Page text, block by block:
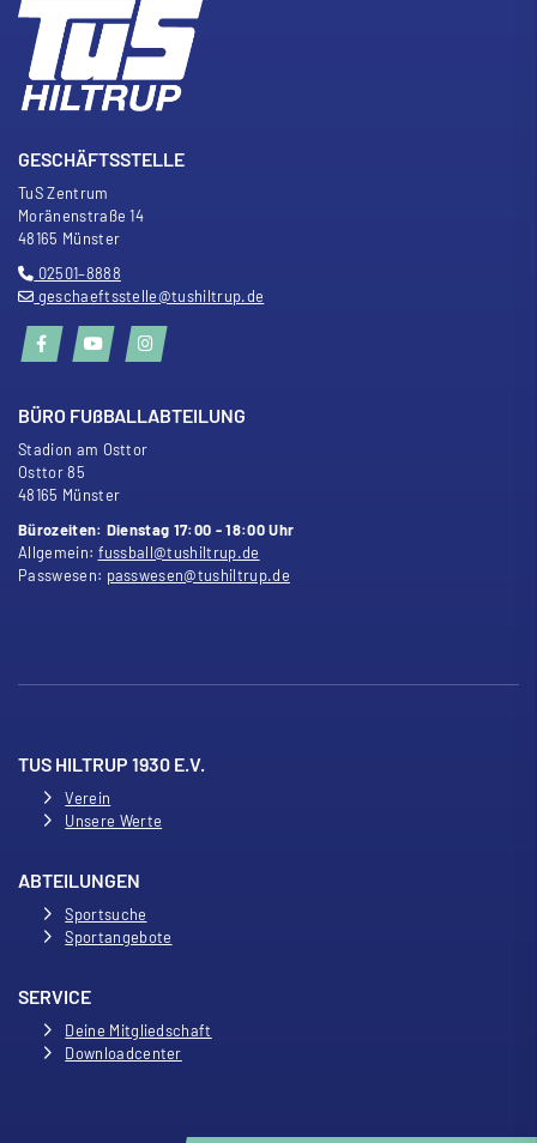
GESCHÄFTSSTELLE
TuS Zentrum
Moränenstraße 14
48165 Münster
02501–8888
geschaeftsstelle@tushiltrup.de
BÜRO FUßBALLABTEILUNG
Stadion am Osttor
Osttor 85
48165 Münster
Bürozeiten: Dienstag 17:00 - 18:00 Uhr
Allgemein: fussball@tushiltrup.de
Passwesen: passwesen@tushiltrup.de
TUS HILTRUP 1930 E.V.
Verein
Unsere Werte
ABTEILUNGEN
Sportsuche
Sportangebote
SERVICE
Deine Mitgliedschaft
Downloadcenter